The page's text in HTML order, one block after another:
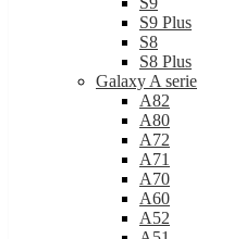
S9 Plus
S8
S8 Plus
Galaxy A serie
A82
A80
A72
A71
A70
A60
A52